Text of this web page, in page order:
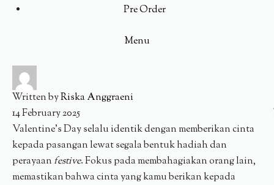
Pre Order
Menu
Written byRiska Anggraeni
14 February 2025
Valentine’s Day selalu identik dengan memberikan cinta
kepada pasangan lewat segala bentuk hadiah dan
perayaan festive. Fokus pada membahagiakan orang lain,
memastikan bahwa cinta yang kamu berikan kepada